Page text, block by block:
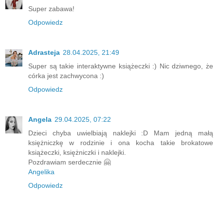
Super zabawa!
Odpowiedz
Adrasteja 28.04.2025, 21:49
Super są takie interaktywne książeczki :) Nic dziwnego, że
córka jest zachwycona :)
Odpowiedz
Angela 29.04.2025, 07:22
Dzieci chyba uwielbiają naklejki :D Mam jedną małą
księżniczkę w rodzinie i ona kocha takie brokatowe
książeczki, księżniczki i naklejki.
Pozdrawiam serdecznie 🤗
Angelika
Odpowiedz